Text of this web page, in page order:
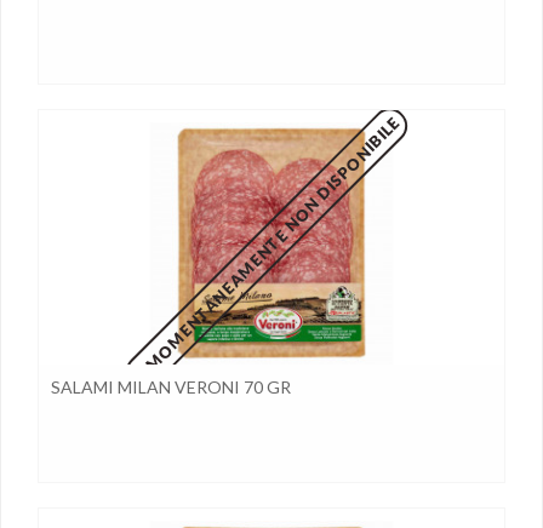
MOMENTANEAMENTE NON DISPONIBILE
SALAMI MILAN VERONI 70 GR